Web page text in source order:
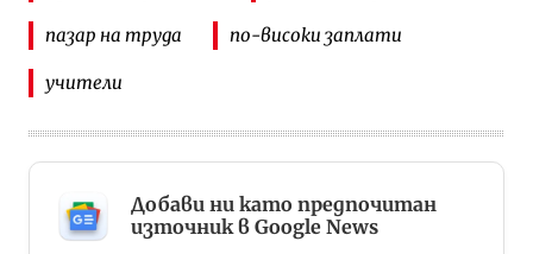
пазар на труда по-високи заплати
учители
Добави ни като предпочитан
източник в Google News